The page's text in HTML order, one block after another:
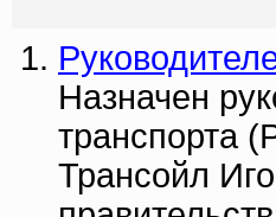
Назначен
транспорта
Трансойл